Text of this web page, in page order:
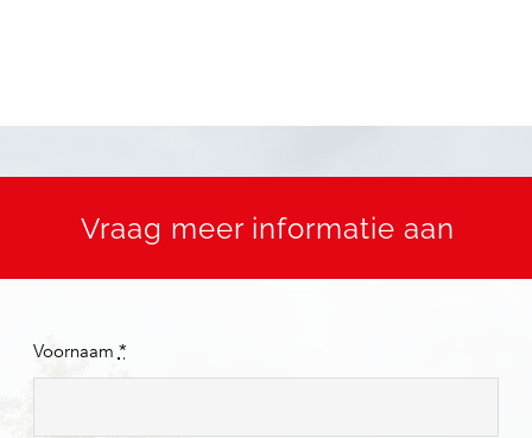
Vraag meer informatie aan
Voornaam *